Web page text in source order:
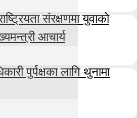
संरक्षणमा युवाको
आचार्य
पुर्पक्षका लागि थुनामा